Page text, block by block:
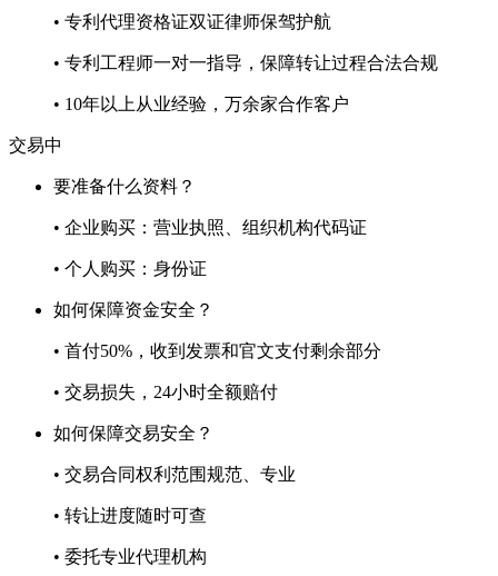
• 专利代理资格证双证律师保驾护航
• 专利工程师一对一指导，保障转让过程合法合规
• 10年以上从业经验，万余家合作客户
交易中
要准备什么资料？
• 企业购买：营业执照、组织机构代码证
• 个人购买：身份证
如何保障资金安全？
• 首付50%，收到发票和官文支付剩余部分
• 交易损失，24小时全额赔付
如何保障交易安全？
• 交易合同权利范围规范、专业
• 转让进度随时可查
• 委托专业代理机构